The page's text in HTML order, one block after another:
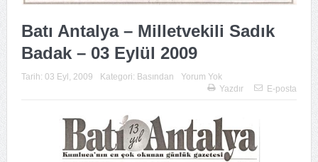
Batı Antalya – Milletvekili Sadık
Badak – 03 Eylül 2009
Tarih: 03 Eyl, 2009 Kategori: Basından
Yorum Yok
Yazdır
E-posta